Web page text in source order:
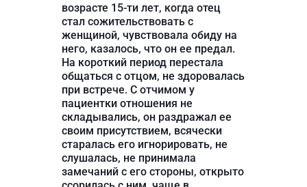
возрасте 15-ти лет, когда отец
стал сожительствовать с
женщиной, чувствовала обиду на
него, казалось, что он ее предал.
На короткий период перестала
общаться с отцом, не здоровалась
при встрече. С отчимом у
пациентки отношения не
складывались, он раздражал ее
своим присутствием, всячески
старалась его игнорировать, не
слушалась, не принимала
замечаний с его стороны, открыто